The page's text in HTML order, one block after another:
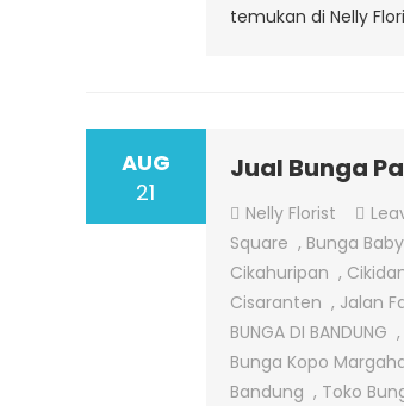
temukan di Nelly
AUG
21
Jual Bunga
Nelly Florist
Square , Bunga
Cikahuripan ,
Cisaranten , Jalan
BUNGA DI BANDUNG ,
Bunga Kopo
Bandung , Toko